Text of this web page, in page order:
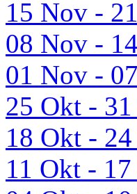
15 Nov -
08 Nov -
01 Nov -
25 Okt -
18 Okt -
11 Okt -